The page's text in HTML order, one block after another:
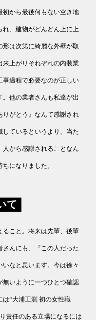
初から最後何もない空き地
れ、建物がどんどん上に上
は次第に綺麗な外壁が取
来上がりそれぞれの内装業
事過程で必要なのが正しい
他の業者さんも私達が出
りがとう』なんて感謝され
しているというより、当た
人から感謝されることなん
になりました。
て
ること。将来は先輩、後輩
さんにも、『この人だった
なと思います。今は徐々
無いように一つひとつ確認
は“大浦工測 初の女性職
責任のある立場になるには